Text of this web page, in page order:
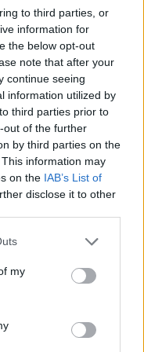
to third parties, or
information for
the below opt-out
note that after your
continue seeing
information utilized by
third parties prior to
out of the further
by third parties on the
information may
on the IAB’s List of
disclose it to other
one or more Google
You may click to
third-party tags to
in below Google
my
riflettendo
estremi del
sostiene che la
e che ci sono solo
mentre i russi
sostenuto
legami diretti
quanto
hanno
avvertimenti
minacce
Russia di